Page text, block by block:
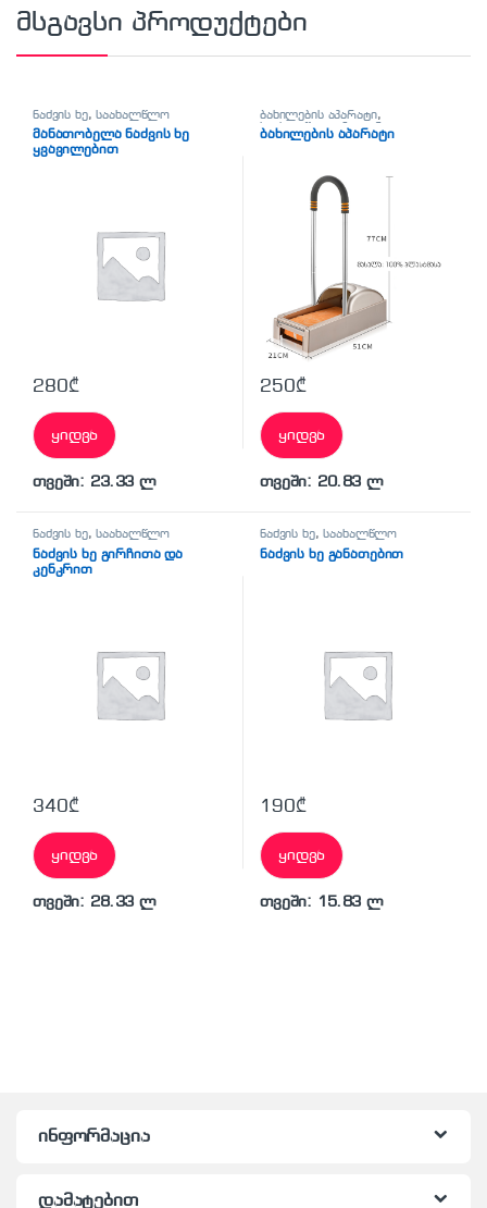
მსგავსი პროდუქტები
ნაძვის ხე,საახალწლო
მანათობელა ნაძვის ხე
ყვავილებით
280₾
ყიდვა
თვეში: 23.33 ლ
ბახილების აპარატი,
საახალწლო
,ჰიგიენა-
სისუფთავე
ბახილების აპარატი
250₾
ყიდვა
თვეში: 20.83 ლ
ნაძვის ხე,საახალწლო
ნაძვის ხე გირჩითა და
კენკრით
340₾
ყიდვა
თვეში: 28.33 ლ
ნაძვის ხე,საახალწლო
ნაძვის ხე განათებით
190₾
ყიდვა
თვეში: 15.83 ლ
ინფორმაცია
დამატებით